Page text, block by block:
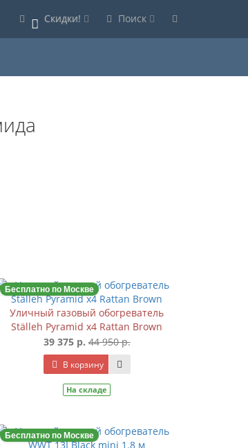
0 Скидки! Поиск
Бесплатно по Москве
Уличный газовый обогреватель
Ställeh Pyramid x4 Rattan Brown
39 375 р. 44 950 р.
В корзину
На складе
Бесплатно по Москве